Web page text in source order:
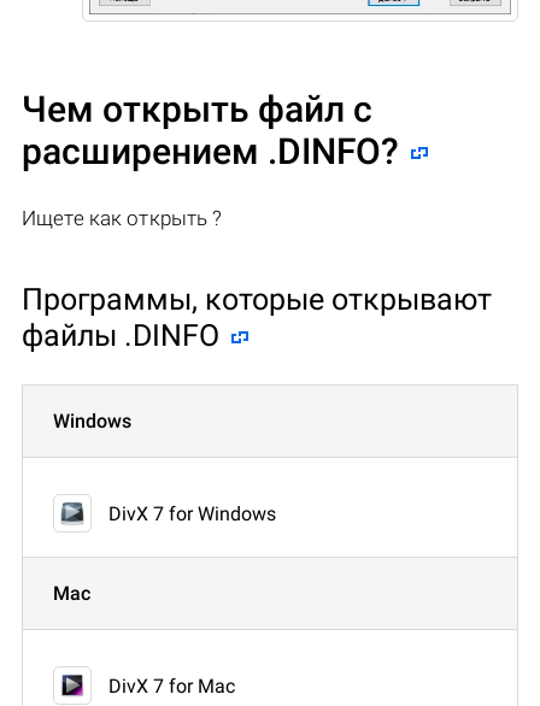
Чем открыть файл с
расширением .DINFO?
Ищете как открыть ?
Программы, которые открывают
файлы .DINFO
Windows
DivX 7 for Windows
Mac
DivX 7 for Mac